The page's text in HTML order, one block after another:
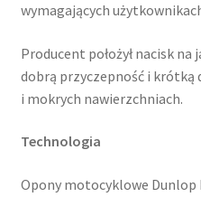
wymagających
Producent położył nacisk
dobrą przyczepność i krótką
i mokrych nawierzchniach.
Technologia
Opony motocyklowe Dunlop